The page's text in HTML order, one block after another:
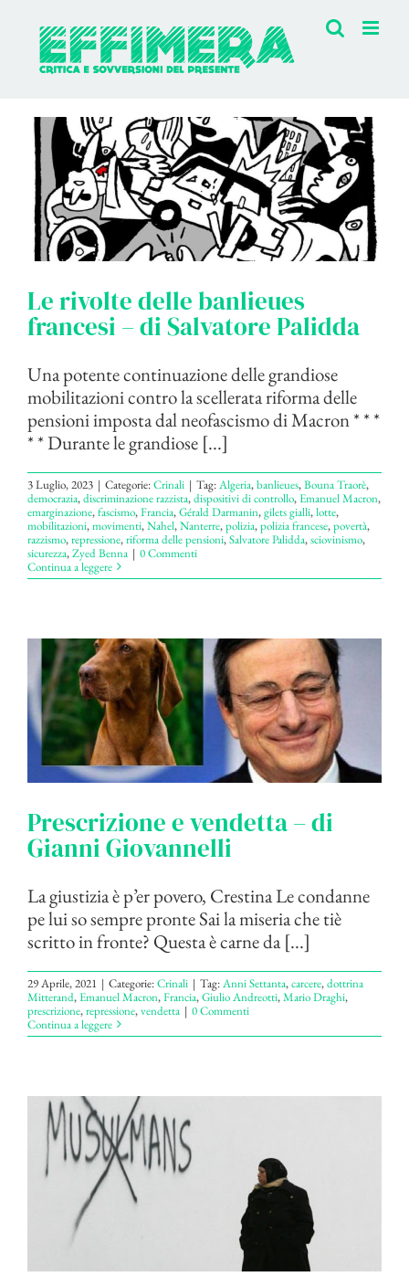
contenuto
Le rivolte delle banlieues
francesi – di Salvatore Palidda
Una potente continuazione delle grandiose
mobilitazioni contro la scellerata riforma delle
pensioni imposta dal neofascismo di Macron * * *
* * Durante le grandiose [...]
3 Luglio, 2023 | Categorie:Crinali | Tag:Algeria,banlieues,Bouna Traorè,
democrazia,discriminazione razzista,dispositivi di controllo,Emanuel Macron,
emarginazione,fascismo,Francia,Gérald Darmanin,gilets gialli,lotte,
mobilitazioni,movimenti,Nahel,Nanterre,polizia,polizia francese,povertà,
razzismo,repressione,riforma delle pensioni,Salvatore Palidda,sciovinismo,
sicurezza,Zyed Benna | 0 Commenti
Continua a leggere
Prescrizione e vendetta – di
Gianni Giovannelli
La giustizia è p’er povero, Crestina Le condanne
pe lui so sempre pronte Sai la miseria che tiè
scritto in fronte? Questa è carne da [...]
29 Aprile, 2021 | Categorie:Crinali | Tag:Anni Settanta,carcere,dottrina
Mitterand,Emanuel Macron,Francia,Giulio Andreotti,Mario Draghi,
prescrizione,repressione,vendetta | 0 Commenti
Continua a leggere